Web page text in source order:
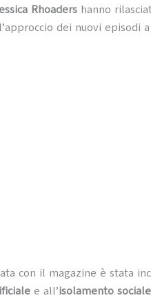
Rhoaders hanno
dei nuovi episodi
con il magazine è stata
e all’isolamento sociale